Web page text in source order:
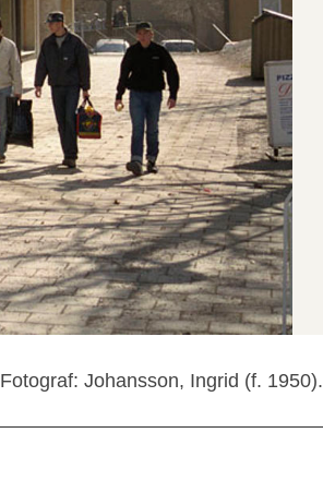
Fotograf: Johansson, Ingrid (f. 1950).